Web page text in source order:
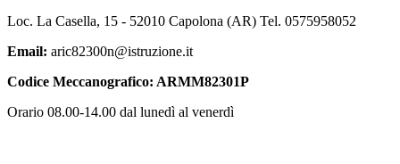
Loc. La Casella, 15 - 52010 Capolona (AR) Tel. 0575958052
Email: aric82300n@istruzione.it
Codice Meccanografico: ARMM82301P
Orario 08.00-14.00 dal lunedì al venerdì